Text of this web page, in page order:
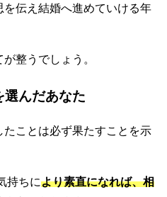
伝え結婚へ進めていける年
整うでしょう。
んだあなた
ことは必ず果たすことを示
持ちにより素直になれば、相